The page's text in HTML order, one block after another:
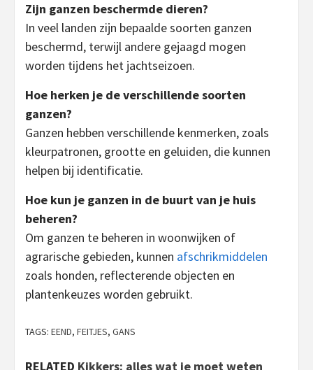
Zijn ganzen beschermde dieren?
In veel landen zijn bepaalde soorten ganzen
beschermd, terwijl andere gejaagd mogen
worden tijdens het jachtseizoen.
Hoe herken je de verschillende soorten
ganzen?
Ganzen hebben verschillende kenmerken, zoals
kleurpatronen, grootte en geluiden, die kunnen
helpen bij identificatie.
Hoe kun je ganzen in de buurt van je huis
beheren?
Om ganzen te beheren in woonwijken of
agrarische gebieden, kunnen afschrikmiddelen
zoals honden, reflecterende objecten en
plantenkeuzes worden gebruikt.
TAGS: EEND, FEITJES, GANS
RELATED Kikkers: alles wat je moet weten